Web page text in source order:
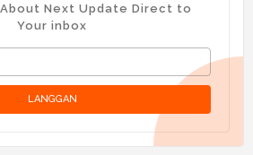
Next Update Direct to
Your inbox